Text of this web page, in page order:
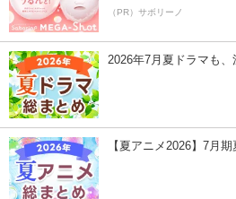
（PR）サボリーノ
2026年7月夏ドラマも、
【夏アニメ2026】7月